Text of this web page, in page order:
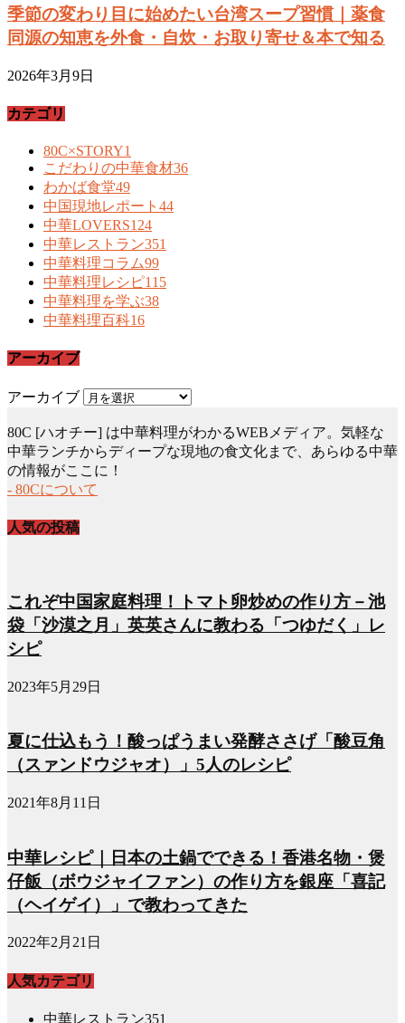
季節の変わり目に始めたい台湾スープ習慣｜薬食
同源の知恵を外食・自炊・お取り寄せ＆本で知る
2026年3月9日
カテゴリ
80C×STORY1
こだわりの中華食材36
わかば食堂49
中国現地レポート 44
中華LOVERS124
中華レストラン351
中華料理コラム99
中華料理レシピ115
中華料理を学ぶ38
中華料理百科16
アーカイブ
アーカイブ
80C [ハオチー] は中華料理がわかるWEBメディア。気軽な
中華ランチからディープな現地の食文化まで、あらゆる中華
の情報がここに！
- 80Cについて
人気の投稿
これぞ中国家庭料理！トマト卵炒めの作り方－池
袋「沙漠之月」英英さんに教わる「つゆだく」レ
シピ
2023年5月29日
夏に仕込もう！酸っぱうまい発酵ささげ「酸豆角
（スァンドウジャオ）」5人のレシピ
2021年8月11日
中華レシピ｜日本の土鍋でできる！香港名物・煲
仔飯（ボウジャイファン）の作り方を銀座「喜記
（ヘイゲイ）」で教わってきた
2022年2月21日
人気カテゴリ
中華レストラン351